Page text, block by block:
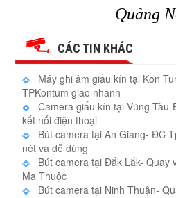
Quảng
CÁC TIN KHÁC
Máy ghi âm giấu kín tại Kon
TPKontum giao nhanh
Camera giấu kín tại Vũng
kết nối điện thoại
Bút camera tại An Giang- ĐC
nét và dễ dùng
Bút camera tại Đắk Lắk- Quay
Ma Thuộc
Bút camera tại Ninh Thuận-